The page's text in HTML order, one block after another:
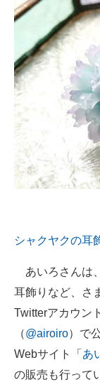
シャクヤクの耳
あいろさんは
耳飾りなど、さ
Twitterアカウン
（@airoiro）で
Webサイト「 あ
の販売も行って